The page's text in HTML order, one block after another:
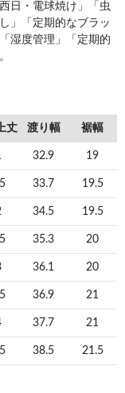
日・電球焼け」「虫
」「定期的なブラッ
湿度管理」「定期的
丈 渡り幅 裾幅
32.9 19
33.7 19.5
34.5 19.5
35.3 20
36.1 20
36.9 21
37.7 21
38.5
21.5